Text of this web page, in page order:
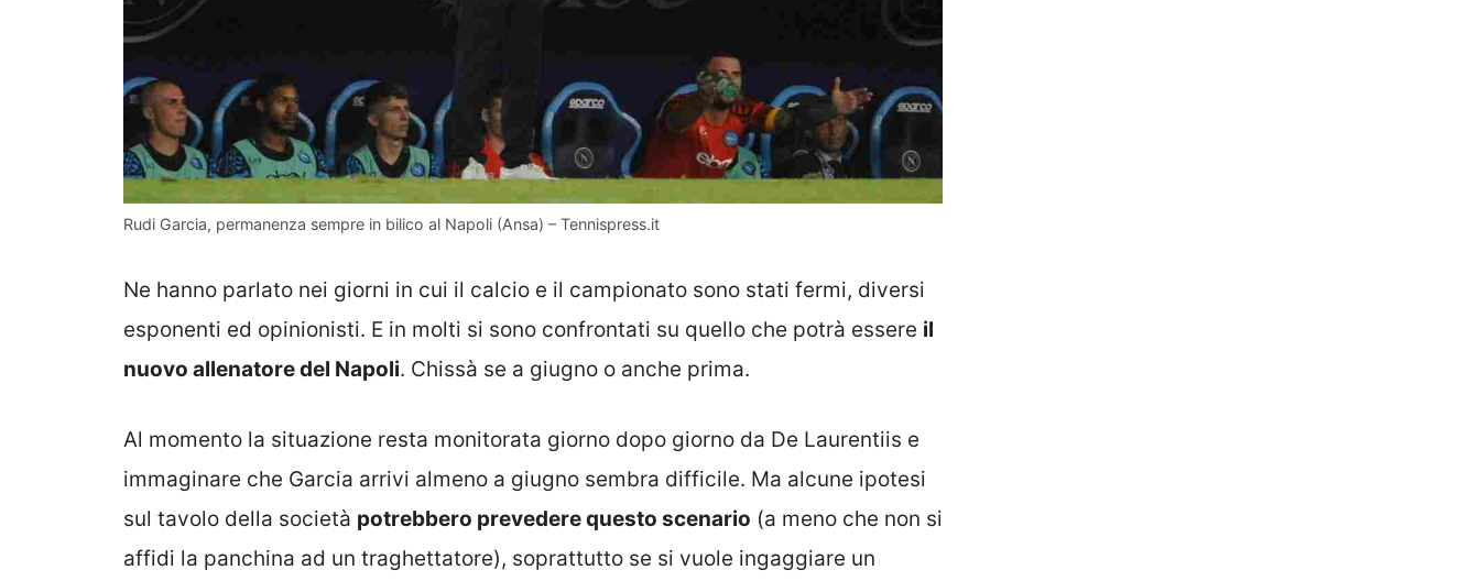
Rudi Garcia, permanenza sempre in bilico al Napoli (Ansa) – Tennispress.it
Ne hanno parlato nei giorni in cui il calcio e il campionato sono stati fermi, diversi
esponenti ed opinionisti. E in molti si sono confrontati su quello che potrà essere il
nuovo allenatore del Napoli. Chissà se a giugno o anche prima.
Al momento la situazione resta monitorata giorno dopo giorno da De Laurentiis e
immaginare che Garcia arrivi almeno a giugno sembra difficile. Ma alcune ipotesi
sul tavolo della società potrebbero prevedere questo scenario (a meno che non si
affidi la panchina ad un traghettatore), soprattutto se si vuole ingaggiare un